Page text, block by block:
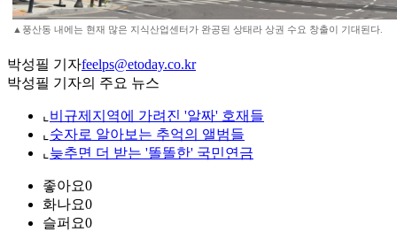
▲풍산동 내에는 현재 많은 지식산업센터가 완공된 상태라 상권 수요 창출이 기대된다.
박성필 기자feelps@etoday.co.kr
박성필 기자의 주요 뉴스
⌞ 비규제지역에 가려진 '알짜' 호재들
⌞ 숫자로 알아보는 추억의 앨범들
⌞ 늦추면 더 받는 '똘똘한' 국민연금
좋아요0
화나요0
슬퍼요0